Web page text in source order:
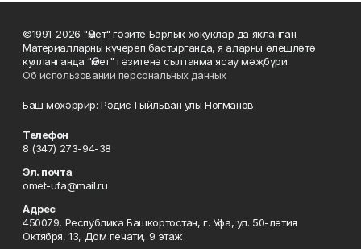
©1991-2026 "Өмет" гәзите Барлык хокуклар да якланган.
Материалларны күчереп бастырганда, я аларны өлешләтә
кулланганда "Өмет" гәзитенә сылтанма ясау мәҗбүри
Об использовании персональных данных
Баш мөхәррир: Рәдис Гыйльван улы Ногманов
Телефон
8 (347) 273-94-38
Эл. почта
omet-ufa@mail.ru
Адрес
450079, Республика Башкортостан, г. Уфа, ул. 50-летия
Октября, 13, Дом печати, 9 этаж